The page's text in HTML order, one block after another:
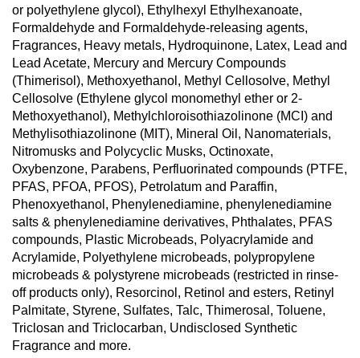
or polyethylene glycol), Ethylhexyl Ethylhexanoate,
Formaldehyde and Formaldehyde-releasing agents,
Fragrances, Heavy metals, Hydroquinone, Latex, Lead and
Lead Acetate, Mercury and Mercury Compounds
(Thimerisol), Methoxyethanol, Methyl Cellosolve, Methyl
Cellosolve (Ethylene glycol monomethyl ether or 2-
Methoxyethanol), Methylchloroisothiazolinone (MCI) and
Methylisothiazolinone (MIT), Mineral Oil, Nanomaterials,
Nitromusks and Polycyclic Musks, Octinoxate,
Oxybenzone, Parabens, Perfluorinated compounds (PTFE,
PFAS, PFOA, PFOS), Petrolatum and Paraffin,
Phenoxyethanol, Phenylenediamine, phenylenediamine
salts & phenylenediamine derivatives, Phthalates, PFAS
compounds, Plastic Microbeads, Polyacrylamide and
Acrylamide, Polyethylene microbeads, polypropylene
microbeads & polystyrene microbeads (restricted in rinse-
off products only), Resorcinol, Retinol and esters, Retinyl
Palmitate, Styrene, Sulfates, Talc, Thimerosal, Toluene,
Triclosan and Triclocarban, Undisclosed Synthetic
Fragrance and more.